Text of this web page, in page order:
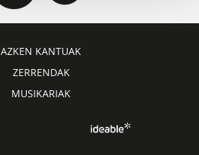
AZKEN KANTUAK
ZERRENDAK
MUSIKARIAK